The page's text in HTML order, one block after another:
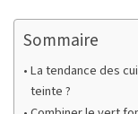
Sommaire
La tendance des
teinte ?